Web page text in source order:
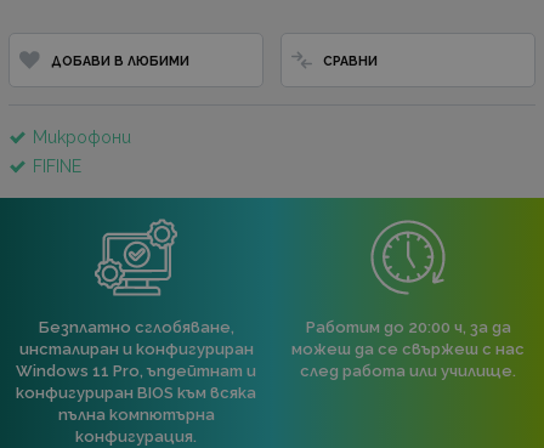
ДОБАВИ В ЛЮБИМИ СРАВНИ
Микрофони
FIFINE
Безплатно сглобяване,
инсталиран и конфигуриран
Windows 11 Pro, ъпдейтнат и
конфигуриран BIOS към всяка
пълна компютърна
конфигурация.
Работим до 20:00 ч, за да
можеш да се свържеш с нас
след работа или училище.